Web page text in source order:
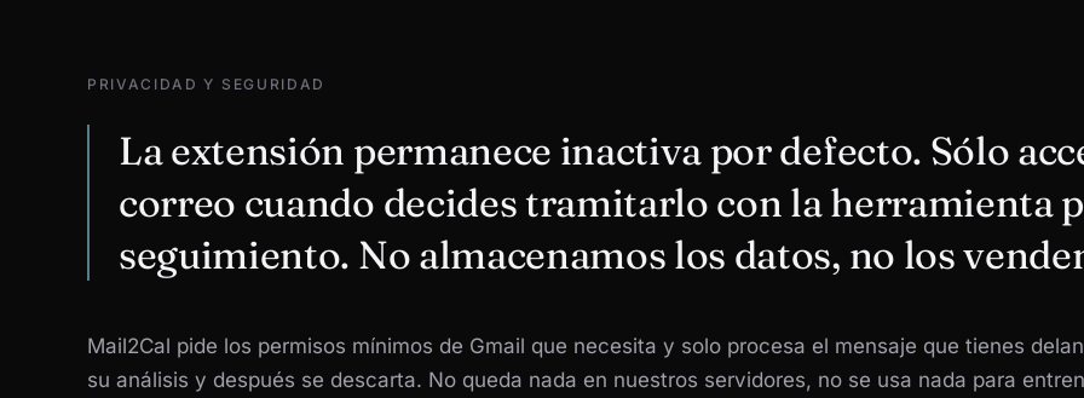
PRIVACIDAD Y SEGURIDAD
La extensión permanece inactiva por defecto. Sólo
correo cuando decides tramitarlo con la herramienta
seguimiento. No almacenamos los datos, no los
Mail2Cal pide los permisos mínimos de Gmail que necesita y solo procesa el mensaje que tienes
su análisis y después se descarta. No queda nada en nuestros servidores, no se usa nada para